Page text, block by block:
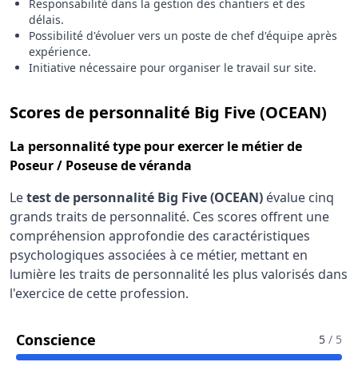
Responsabilité dans la gestion des chantiers et des
délais.
Possibilité d'évoluer vers un poste de chef d'équipe après
expérience.
Initiative nécessaire pour organiser le travail sur site.
Scores de personnalité Big Five (OCEAN)
La personnalité type pour exercer le métier de
Poseur / Poseuse de véranda
Letest de personnalité Big Five (OCEAN) évalue cinq
grands traits de personnalité. Ces scores offrent une
compréhension approfondie des caractéristiques
psychologiques associées à ce métier, mettant en
lumière les traits de personnalité les plus valorisés dans
l'exercice de cette profession.
Conscience Pour Le Métier De Poseur / 5 / 5